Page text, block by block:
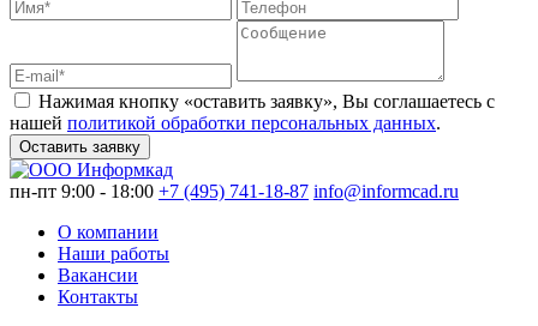
Нажимая кнопку «оставить заявку», Вы соглашаетесь с
нашей политикой обработки персональных данных.
Оставить заявку
пн-пт 9:00 - 18:00 +7 (495) 741-18-87 info@informcad.ru
О компании
Наши работы
Вакансии
Контакты